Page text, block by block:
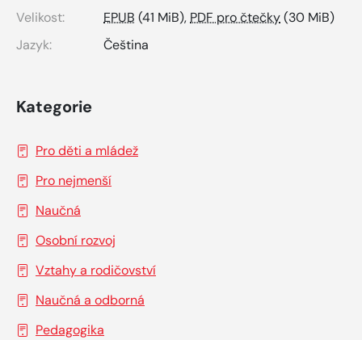
Velikost:
EPUB (41 MiB), PDF pro čtečky(30 MiB)
Jazyk:
Čeština
Kategorie
Pro děti a mládež
Pro nejmenší
Naučná
Osobní rozvoj
Vztahy a rodičovství
Naučná a odborná
Pedagogika